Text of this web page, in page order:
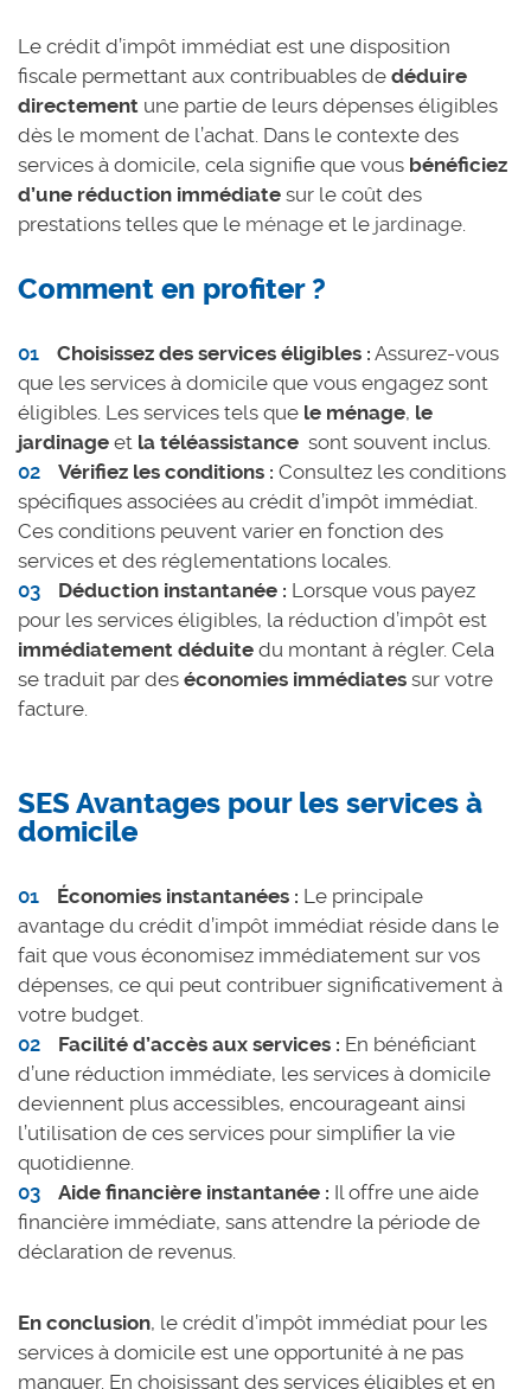
Le crédit d’impôt immédiat est une disposition
fiscale permettant aux contribuables de déduire
directement une partie de leurs dépenses éligibles
dès le moment de l’achat. Dans le contexte des
services à domicile, cela signifie que vous bénéficiez
d’une réduction immédiate sur le coût des
prestations telles que le ménage et le jardinage
Comment en profiter ?
Choisissez des services éligibles : Assurez-vous
que les services à domicile que vous engagez sont
éligibles. Les services tels que le ménage, le
jardinage et la téléassistance sont souvent inclus
Vérifiez les conditions : Consultez les conditions
spécifiques associées au crédit d’impôt immédiat.
Ces conditions peuvent varier en fonction des
services et des réglementations locales.
Déduction instantanée : Lorsque vous payez
pour les services éligibles, la réduction d’impôt est
immédiatement déduite du montant à régler. Cela
se traduit par des économies immédiates sur votre
facture.
SES Avantages pour les services à
domicile
Économies instantanées : Le principale
avantage du crédit d’impôt immédiat réside dans le
fait que vous économisez immédiatement sur vos
dépenses, ce qui peut contribuer significativement à
votre budget.
Facilité d’accès aux services : En bénéficiant
d’une réduction immédiate, les services à domicile
deviennent plus accessibles, encourageant ainsi
l’utilisation de ces services pour simplifier la vie
quotidienne.
Aide financière instantanée : Il offre une aide
financière immédiate, sans attendre la période de
déclaration de revenus.
En conclusion, le crédit d’impôt immédiat pour les
services à domicile est une opportunité à ne pas
manquer. En choisissant des services éligibles et en